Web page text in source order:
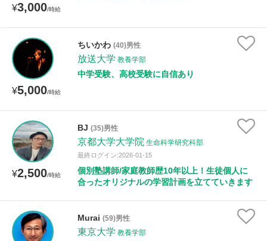
¥3,000/時給
¥5,000/時給
ちいかわ (40)男性
放送大学 教養学部
中学受験、高校受験に自信あり
¥2,500/時給
BJ (35)男性
京都大学大学院 生命科学研究科部
最終ログイン:2026-01-15
個別塾講師/家庭教師歴10年以上！生徒個人に
合ったオリジナルの学習計画を立てていきます
Murai (59)男性
東京大学 教養学部
性別